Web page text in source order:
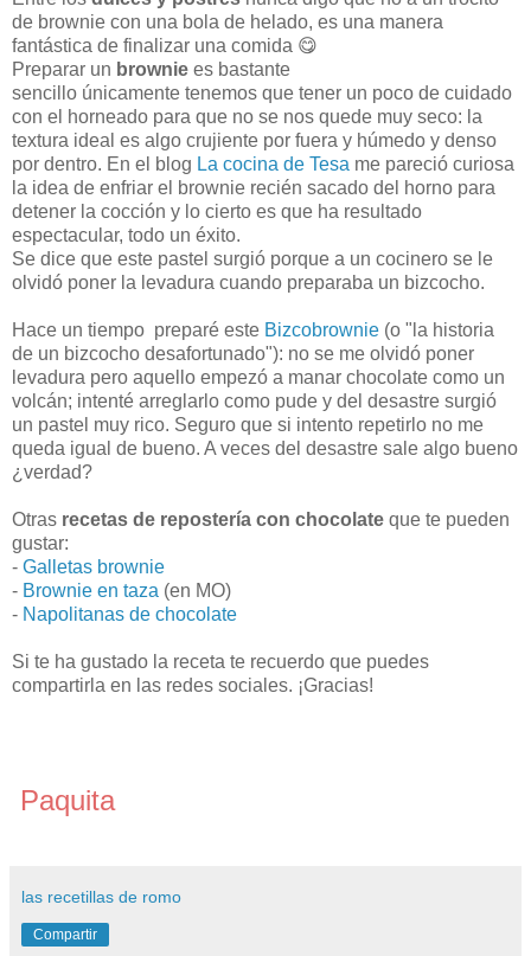
de brownie con una bola de helado, es una manera
fantástica de finalizar una comida 😋
Preparar un brownie es bastante
sencillo únicamente tenemos que tener un poco de cuidado
con el horneado para que no se nos quede muy seco: la
textura ideal es algo crujiente por fuera y húmedo y denso
por dentro. En el blog La cocina de Tesa me pareció curiosa
la idea de enfriar el brownie recién sacado del horno para
detener la cocción y lo cierto es que ha resultado
espectacular, todo un éxito.
Se dice que este pastel surgió porque a un cocinero se le
olvidó poner la levadura cuando preparaba un bizcocho.
Hace un tiempo preparé este Bizcobrownie (o "la historia
de un bizcocho desafortunado"): no se me olvidó poner
levadura pero aquello empezó a manar chocolate como un
volcán; intenté arreglarlo como pude y del desastre surgió
un pastel muy rico. Seguro que si intento repetirlo no me
queda igual de bueno. A veces del desastre sale algo bueno
¿verdad?
Otras recetas de repostería con chocolate que te pueden
gustar:
- Galletas brownie
- Brownie en taza (en MO)
- Napolitanas de chocolate
Si te ha gustado la receta te recuerdo que puedes
compartirla en las redes sociales. ¡Gracias!
Paquita
las recetillas de romo
Compartir